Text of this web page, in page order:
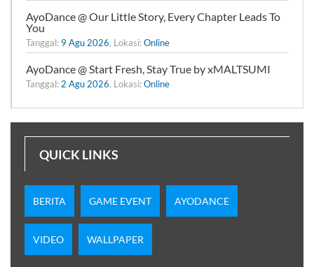
AyoDance @ Our Little Story, Every Chapter Leads To
You
Tanggal: 9 Agu 2026, Lokasi:Online
AyoDance @ Start Fresh, Stay True by xMALTSUMI
Tanggal: 2 Agu 2026, Lokasi:Online
QUICK LINKS
BERITA GAME EVENT AYODANCE
VIDEO WALLPAPER